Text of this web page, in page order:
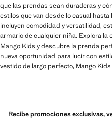
que las prendas sean duraderas y
estilos que van desde lo casual
incluyen comodidad y versatilidad,
armario de cualquier niña. Explora la
Mango Kids y descubre la prenda
nueva oportunidad para lucir con
vestido de largo perfecto, Mango
Recibe promociones exclusivas,